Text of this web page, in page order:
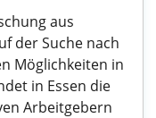
aus
der Suche nach
Möglichkeiten in
in Essen die
Arbeitgebern